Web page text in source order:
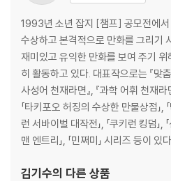
1993년 소년 잡지 [챔프] 공모전에서
수상하고 본격적으로 만화를 그리기
재미있고 유익한 만화를 보여 주기
히 활동하고 있다. 대표작으로는 『맞
사성어 천재라면』, 『과학 어휘 천재라
「타키포오 허징의 수상한 만물상점」,
런 서바이벌 대작전」, 「쿠키런 킹덤」,
맨 엔트리」, 「민쩌미」 시리즈 등이 있다.
김기수의 다른 상품